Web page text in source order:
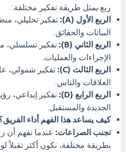
ربع يمثل طريقة تفكير مختلفة:
الربع الأول (A):
تفكير تحليلي،
البيانات والحقائق.
الربع الثاني (B):
تفكير تسلسلي،
الإجراءات والعمليات.
الربع الثالث (C):
تفكير شمولي،
العلاقات والناس.
الربع الرابع (D):
تفكير إبداعي،
الجديدة والمستقبل.
كيف يساعد هذا الفهم أداء
تجنب الصراعات: عندما نفهم أن
بطريقة مختلفة، نكون أكثر تقبلاً